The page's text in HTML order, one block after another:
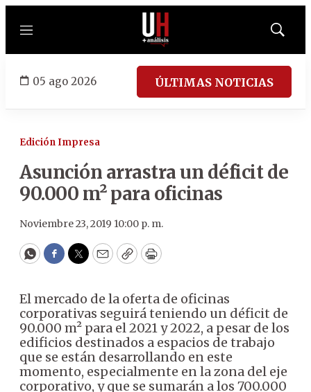
Menú
Mostrar
05 ago 2026 ÚLTIMAS NOTICIAS
Edición Impresa
Asunción arrastra un déficit de
90.000 m² para oficinas
Noviembre 23, 2019 10:00 p. m.
WhatsApp
Facebook
Twitter
EmailCopyPrint
El mercado de la oferta de oficinas
corporativas seguirá teniendo un déficit de
90.000 m² para el 2021 y 2022, a pesar de los
edificios destinados a espacios de trabajo
que se están desarrollando en este
momento, especialmente en la zona del eje
corporativo, y que se sumarán a los 700.000